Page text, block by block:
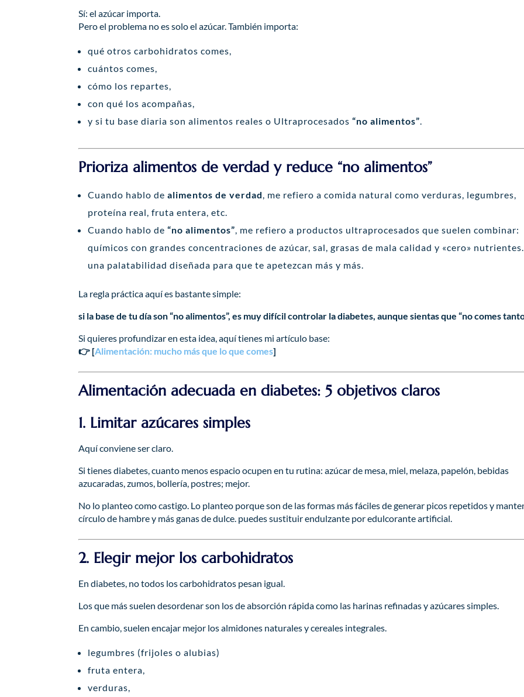
Sí: el azúcar importa.
Pero el problema no es solo el azúcar. También importa:
qué otros carbohidratos comes,
cuántos comes,
cómo los repartes,
con qué los acompañas,
y si tu base diaria son alimentos reales o Ultraprocesados“no alimentos”.
Prioriza alimentos de verdad y reduce “no alimentos”
Cuando hablo dealimentos de verdad, me refiero a comida natural como verduras, legumbres,
proteína real, fruta entera, etc.
Cuando hablo de“no alimentos”, me refiero a productos ultraprocesados que suelen combinar:
químicos con grandes concentraciones de azúcar, sal, grasas de mala calidad y «cero»
una palatabilidad diseñada para que te apetezcan más y más.
La regla práctica aquí es bastante simple:
si la base de tu día son “no alimentos”, es muy difícil controlar la diabetes, aunque sientas que “no comes
Si quieres profundizar en esta idea, aquí tienes mi artículo base:
👉 [Alimentación: mucho más que lo que comes]
Alimentación adecuada en diabetes: 5 objetivos claros
1. Limitar azúcares simples
Aquí conviene ser claro.
Si tienes diabetes, cuanto menos espacio ocupen en tu rutina: azúcar de mesa, miel, melaza, papelón, bebidas
azucaradas, zumos, bollería, postres; mejor.
No lo planteo como castigo. Lo planteo porque son de las formas más fáciles de generar picos repetidos y
círculo de hambre y más ganas de dulce. puedes sustituir endulzante por edulcorante artificial.
2. Elegir mejor los carbohidratos
En diabetes, no todos los carbohidratos pesan igual.
Los que más suelen desordenar son los de absorción rápida como las harinas refinadas y azúcares simples.
En cambio, suelen encajar mejor los almidones naturales y cereales integrales.
legumbres (frijoles o alubias)
fruta entera,
verduras,